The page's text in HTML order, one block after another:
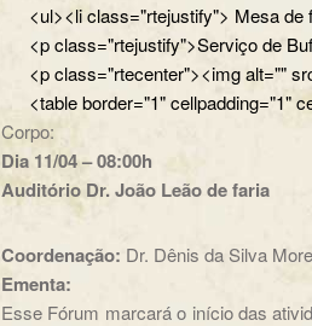
<ul><li class="rtejustify"> Mesa de
<p class="rtejustify">Serviço de
<p class="rtecenter"><img alt=""
<table border="1" cellpadding="1"
Corpo:
Dia 11/04 – 08:00h
Auditório Dr. João Leão de faria
Coordenação: Dr. Dênis da Silva
Ementa:
Esse Fórum marcará o início das